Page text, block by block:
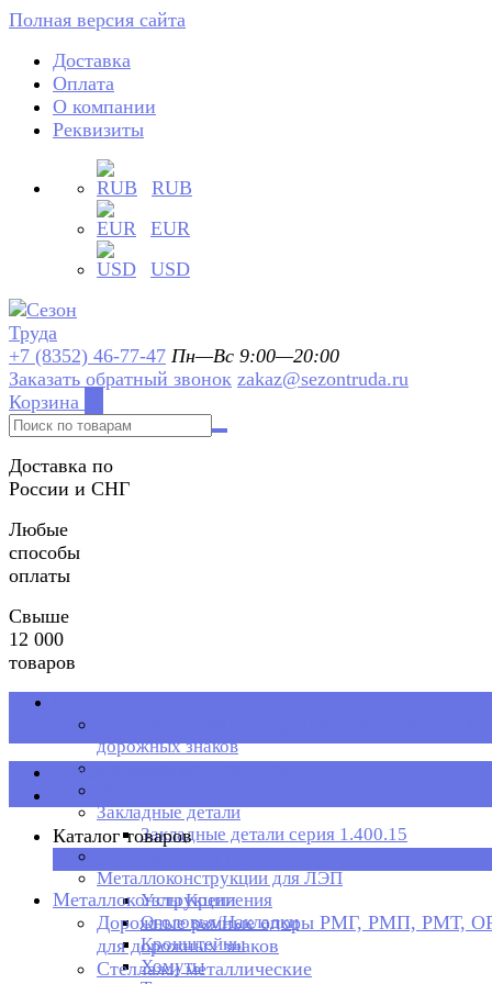
Полная версия сайта
Доставка
Оплата
О компании
Реквизиты
RUB
EUR
USD
+7 (8352) 46-77-47 Пн—Вс 9:00—20:00
Заказать обратный звонок zakaz@sezontruda.ru
Корзина
Доставка по
России и СНГ
Любые
способы
оплаты
Свыше
12 000
товаров
дорожных знаков
Стеллажи металлические
Закладные детали
Закладные детали серия 1.400.15
Металлоконструкции для ЛЭП
Узлы Крепления
Оголовья/Накладки
Кронштейны
Хомуты
Каталог товаров
Каталог товаров
Металлоконструкции
Дорожные рамные опоры РМГ, РМП, РМТ,
для дорожных знаков
Стеллажи металлические